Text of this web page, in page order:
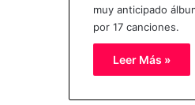
muy anticipado
por 17 canciones.
Leer Más »